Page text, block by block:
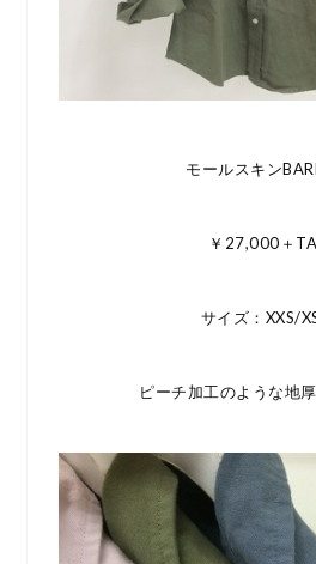
モールスキン
￥27,000＋
サイズ：XXS/
ピーチ加工のような地厚